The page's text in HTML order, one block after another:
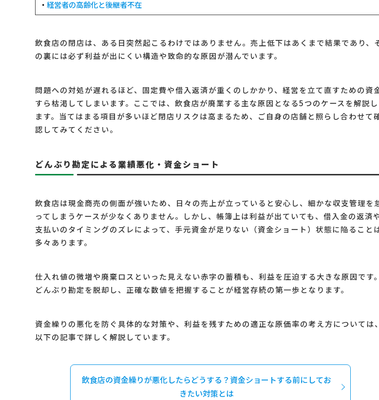
・ 経営者の高齢化と後継者不在
飲食店の閉店は、ある日突然起こるわけではありません。売上低下はあくまで結果であり、
の裏には必ず利益が出にくい構造や致命的な原因が潜んでいます。
問題への対処が遅れるほど、固定費や借入返済が重くのしかかり、経営を立て直すための資
すら枯渇してしまいます。ここでは、飲食店が廃業する主な原因となる5つのケースを解説し
ます。当てはまる項目が多いほど閉店リスクは高まるため、ご自身の店舗と照らし合わせて
認してみてください。
どんぶり勘定による業績悪化・資金ショート
飲食店は現金商売の側面が強いため、日々の売上が立っていると安心し、細かな収支管理を
ってしまうケースが少なくありません。しかし、帳簿上は利益が出ていても、借入金の返済
支払いのタイミングのズレによって、手元資金が足りない（資金ショート）状態に陥ること
多々あります。
仕入れ値の微増や廃棄ロスといった見えない赤字の蓄積も、利益を圧迫する大きな原因です。
どんぶり勘定を脱却し、正確な数値を把握することが経営存続の第一歩となります。
資金繰りの悪化を防ぐ具体的な対策や、利益を残すための適正な原価率の考え方については、
以下の記事で詳しく解説しています。
飲食店の資金繰りが悪化したらどうする？資金ショートする前にしてお
きたい対策とは